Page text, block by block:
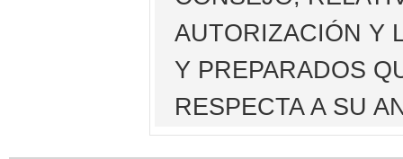
AUTORIZACIÓN Y
Y PREPARADOS
RESPECTA A SU